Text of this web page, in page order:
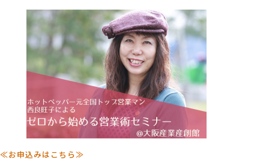
最新ブログ
採用情報
≪お申込みはこちら≫